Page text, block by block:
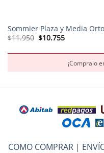
Sommier Plaza y Media
$11.950 El
$10.755El
$10.755.
¡Compralo
COMO COMPRAR|